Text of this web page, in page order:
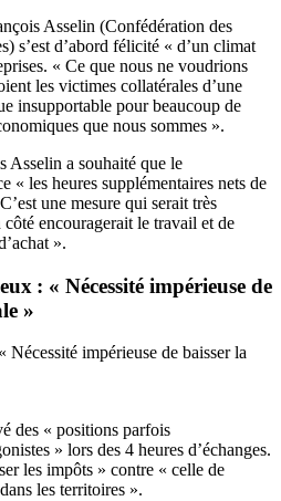
Asselin (Confédération des
s’est d’abord félicité « d’un climat
« Ce que nous ne voudrions
les victimes collatérales d’une
insupportable pour beaucoup de
que nous sommes ».
Asselin a souhaité que le
« les heures supplémentaires nets de
une mesure qui serait très
encouragerait le travail et de
».
: « Nécessité impérieuse de
»
impérieuse de baisser la
des « positions parfois
» lors des 4 heures d’échanges.
les impôts » contre « celle de
les territoires ».